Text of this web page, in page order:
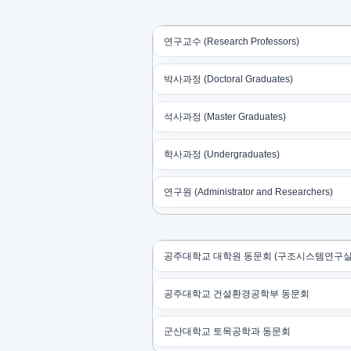
연구교수 (Research Professors)
박사과정 (Doctoral Graduates)
석사과정 (Master Graduates)
학사과정 (Undergraduates)
연구원 (Administrator and Researchers)
공주대학교 대학원 동문회 (구조시스템연구
공주대학교 건설환경공학부 동문회
군산대학교 토목공학과 동문회